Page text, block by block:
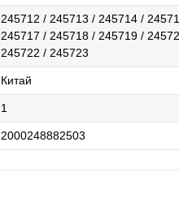
245712 / 245713 / 245714 /
245717 / 245718 / 245719 /
245722 / 245723
Китай
1
2000248882503